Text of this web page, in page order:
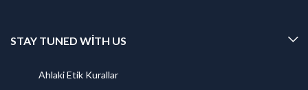
STAY TUNED WITH US
Ahlaki Etik Kurallar